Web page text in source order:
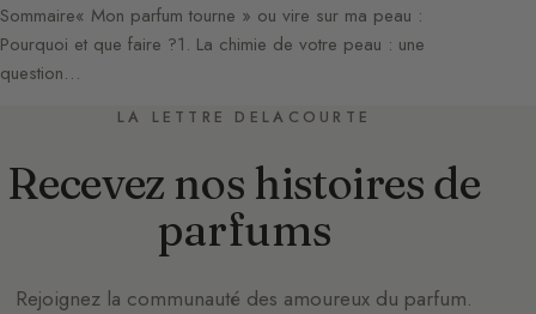
Sommaire« Mon parfum tourne » ou vire sur ma peau :
Pourquoi et que faire ?1. La chimie de votre peau : une
question…
LA LETTRE DELACOURTE
Recevez nos histoires de
parfums
Rejoignez la communauté des amoureux du parfum.